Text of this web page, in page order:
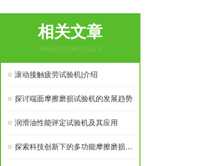
相关文章
RELATED ARTICLES
滚动接触疲劳试验机|介绍
探讨端面摩擦磨损试验机的发展趋势
润滑油性能评定试验机及其应用
探索科技创新下的多功能摩擦磨损试验机